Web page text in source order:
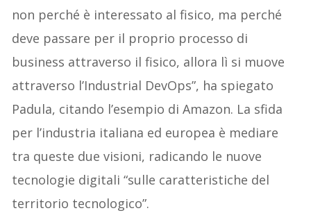
non perché è interessato al fisico, ma perché
deve passare per il proprio processo di
business attraverso il fisico, allora lì si muove
attraverso l’Industrial DevOps”, ha spiegato
Padula, citando l’esempio di Amazon. La sfida
per l’industria italiana ed europea è mediare
tra queste due visioni, radicando le nuove
tecnologie digitali “sulle caratteristiche del
territorio tecnologico”.